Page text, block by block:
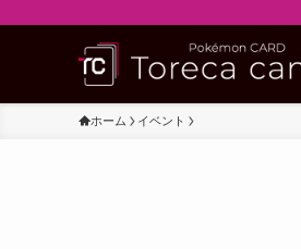
ホーム イベント